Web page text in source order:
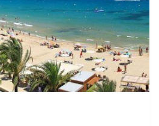
DE
SALOU
AVEC
UN
SPA
AU
MEILLEUR
PRIX